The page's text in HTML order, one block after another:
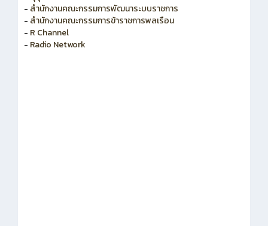
- สำนักงานคณะกรรมการพัฒนาระบบราชการ
- สำนักงานคณะกรรมการข้าราชการพลเรือน
- R Channel
- Radio Network